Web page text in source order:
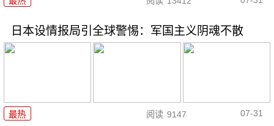
日本设情报局引全球警惕：军国主义阴魂不散
最热 阅读 9147 07-31